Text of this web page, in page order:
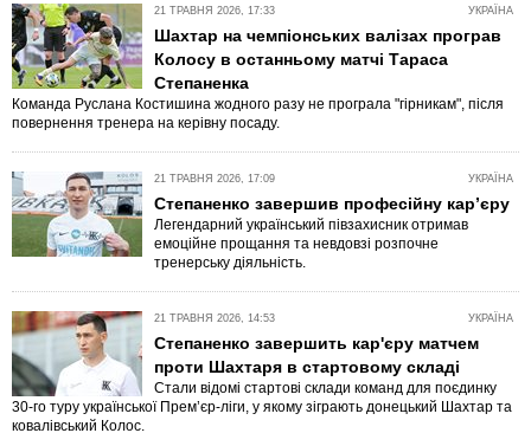
УКРАЇНА
21 ТРАВНЯ 2026, 17:33
Шахтар на чемпіонських валізах програв
Колосу в останньому матчі Тараса
Степаненка
Команда Руслана Костишина жодного разу не програла "гірникам", після
повернення тренера на керівну посаду.
УКРАЇНА
21 ТРАВНЯ 2026, 17:09
Степаненко завершив професійну кар’єру
Легендарний український півзахисник отримав
емоційне прощання та невдовзі розпочне
тренерську діяльність.
УКРАЇНА
21 ТРАВНЯ 2026, 14:53
Степаненко завершить кар'єру матчем
проти Шахтаря в стартовому складі
Стали відомі стартові склади команд для поєдинку
30-го туру української Прем’єр-ліги, у якому зіграють донецький Шахтар та
ковалівський Колос.